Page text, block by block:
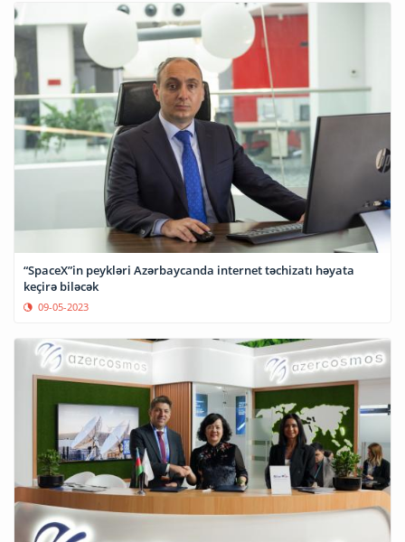
“SpaceX”in peykləri Azərbaycanda internet təchizatı həyata
keçirə biləcək
09-05-2023